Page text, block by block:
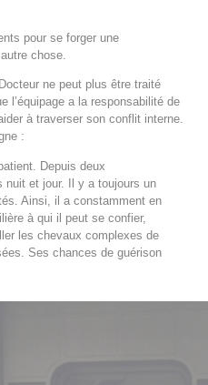
pour se forger une
chose.
ne peut plus être traité
l’équipage a la responsabilité de
à traverser son conflit interne.
:
Depuis deux
nuit et jour. Il y a toujours un
Ainsi, il a constamment en
à qui il peut se confier,
les chevaux complexes de
Ses chances de guérison